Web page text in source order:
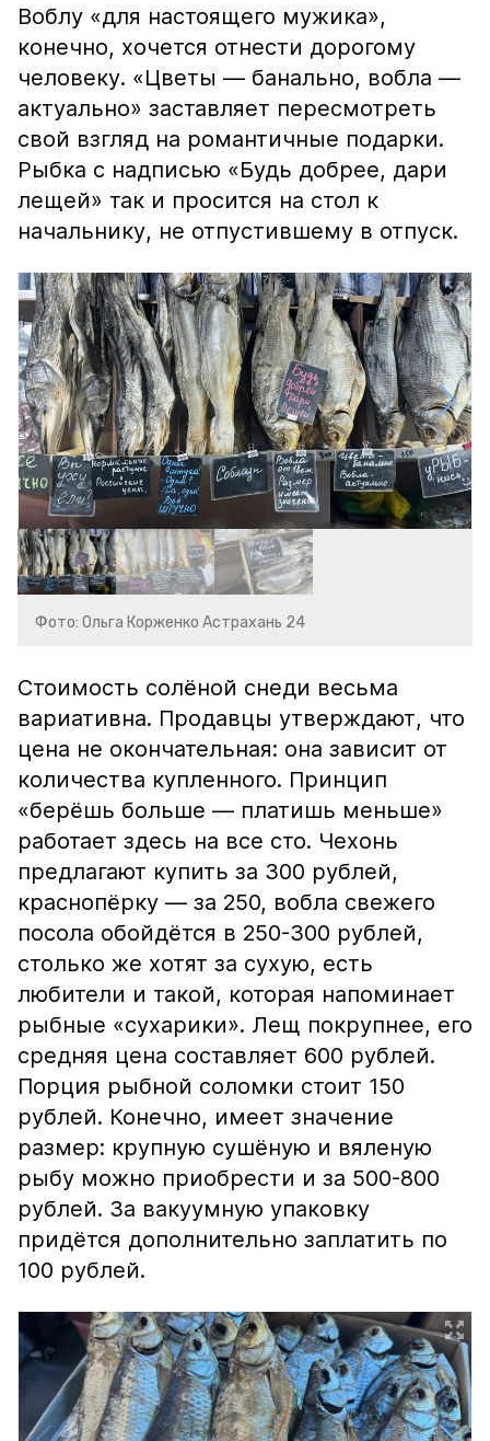
Воблу «для настоящего мужика»,
конечно, хочется отнести дорогому
человеку. «Цветы — банально, вобла —
актуально» заставляет пересмотреть
свой взгляд на романтичные подарки.
Рыбка с надписью «Будь добрее, дари
лещей» так и просится на стол к
начальнику, не отпустившему в отпуск.
Фото: Ольга Корженко Астрахань 24
Стоимость солёной снеди весьма
вариативна. Продавцы утверждают, что
цена не окончательная: она зависит от
количества купленного. Принцип
«берёшь больше — платишь меньше»
работает здесь на все сто. Чехонь
предлагают купить за 300 рублей,
краснопёрку — за 250, вобла свежего
посола обойдётся в 250-300 рублей,
столько же хотят за сухую, есть
любители и такой, которая напоминает
рыбные «сухарики». Лещ покрупнее, его
средняя цена составляет 600 рублей.
Порция рыбной соломки стоит 150
рублей. Конечно, имеет значение
размер: крупную сушёную и вяленую
рыбу можно приобрести и за 500-800
рублей. За вакуумную упаковку
придётся дополнительно заплатить по
100 рублей.